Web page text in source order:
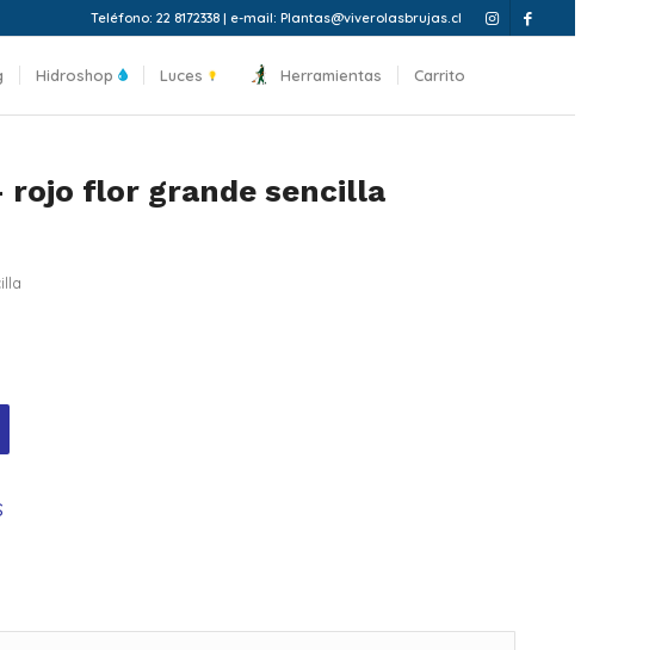
Teléfono: 22 8172338 | e-mail: Plantas@viverolasbrujas.cl
Hidroshop Luces Herramientas Carrito
rojo flor grande sencilla